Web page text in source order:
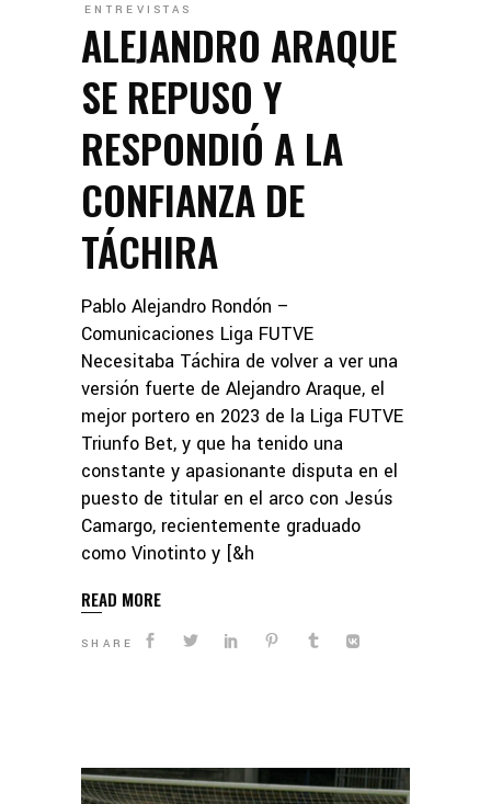
ENTREVISTAS
ALEJANDRO ARAQUE
SE REPUSO Y
RESPONDIÓ A LA
CONFIANZA DE
TÁCHIRA
Pablo Alejandro Rondón –
Comunicaciones Liga FUTVE
Necesitaba Táchira de volver a ver una
versión fuerte de Alejandro Araque, el
mejor portero en 2023 de la Liga FUTVE
Triunfo Bet, y que ha tenido una
constante y apasionante disputa en el
puesto de titular en el arco con Jesús
Camargo, recientemente graduado
como Vinotinto y [&h
READ MORE
SHARE